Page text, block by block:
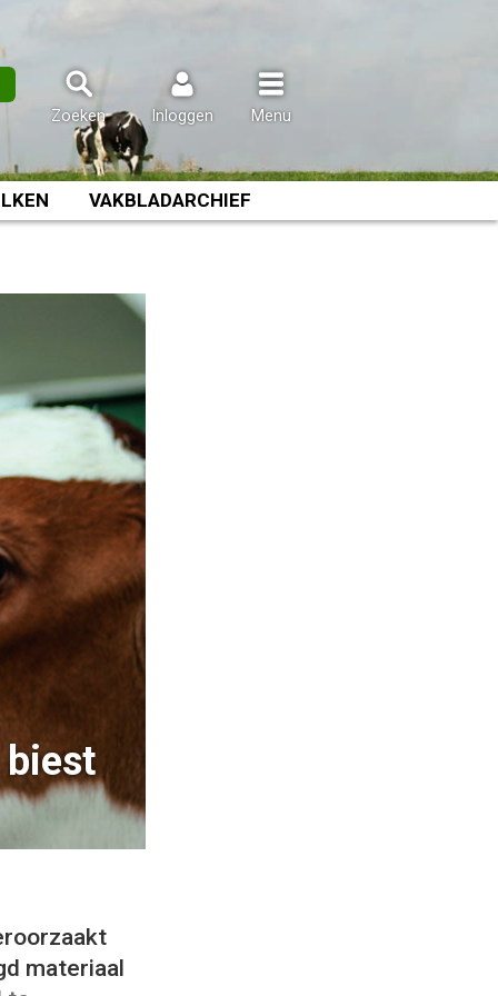
Zoeken Inloggen Menu
VAKBLADARCHIEF
biest
materiaal